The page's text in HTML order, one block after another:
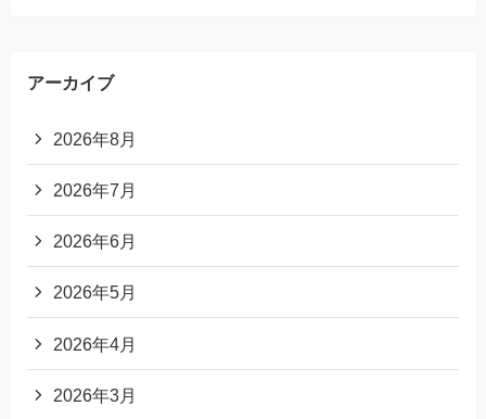
アーカイブ
2026年8月
2026年7月
2026年6月
2026年5月
2026年4月
2026年3月